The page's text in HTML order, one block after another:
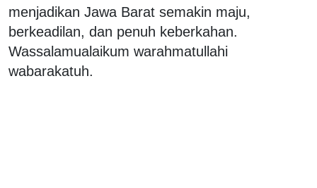
menjadikan Jawa Barat semakin maju,
berkeadilan, dan penuh keberkahan.
Wassalamualaikum warahmatullahi
wabarakatuh.